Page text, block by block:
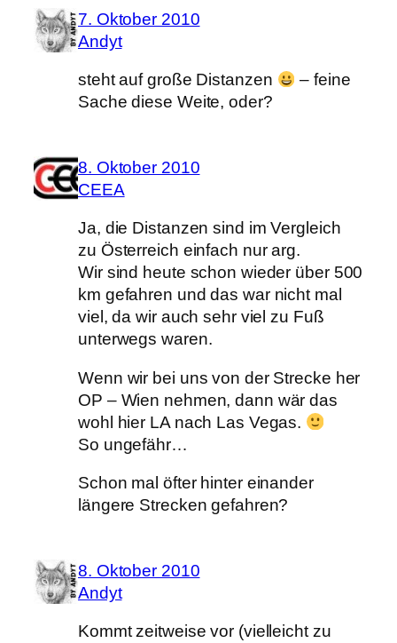
7. Oktober 2010
Andyt
steht auf große Distanzen
– feine
Sache diese Weite, oder?
8. Oktober 2010
CEEA
Ja, die Distanzen sind im Vergleich
zu Österreich einfach nur arg.
Wir sind heute schon wieder über 500
km gefahren und das war nicht mal
viel, da wir auch sehr viel zu Fuß
unterwegs waren.
Wenn wir bei uns von der Strecke her
OP – Wien nehmen, dann wär das
wohl hier LA nach Las Vegas.
So ungefähr…
Schon mal öfter hinter einander
längere Strecken gefahren?
8. Oktober 2010
Andyt
Kommt zeitweise vor (vielleicht zu